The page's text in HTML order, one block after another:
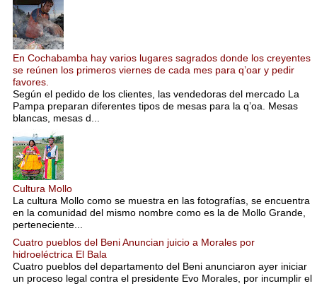
En Cochabamba hay varios lugares sagrados donde los creyentes
se reúnen los primeros viernes de cada mes para q’oar y pedir
favores.
Según el pedido de los clientes, las vendedoras del mercado La
Pampa preparan diferentes tipos de mesas para la q’oa. Mesas
blancas, mesas d...
Cultura Mollo
La cultura Mollo como se muestra en las fotografías, se encuentra
en la comunidad del mismo nombre como es la de Mollo Grande,
perteneciente...
Cuatro pueblos del Beni Anuncian juicio a Morales por
hidroeléctrica El Bala
Cuatro pueblos del departamento del Beni anunciaron ayer iniciar
un proceso legal contra el presidente Evo Morales, por incumplir el